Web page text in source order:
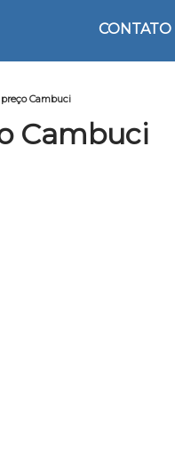
CONTATO
Cambuci
Cambuci